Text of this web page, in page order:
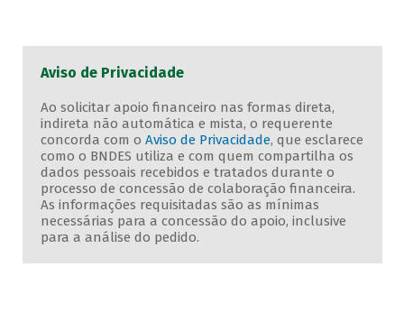
Aviso de Privacidade
Ao solicitar apoio financeiro nas formas direta,
indireta não automática e mista, o requerente
concorda com o Aviso de Privacidade, que esclarece
como o BNDES utiliza e com quem compartilha os
dados pessoais recebidos e tratados durante o
processo de concessão de colaboração financeira.
As informações requisitadas são as mínimas
necessárias para a concessão do apoio, inclusive
para a análise do pedido.